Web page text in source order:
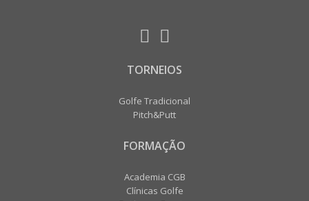
TORNEIOS
Golfe Tradicional
Pitch&Putt
FORMAÇÃO
Academia CGB
Clínicas Golfe